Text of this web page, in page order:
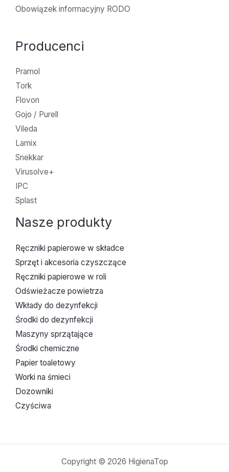
Obowiązek informacyjny RODO
Producenci
Pramol
Tork
Flovon
Gojo / Purell
Vileda
Lamix
Snekkar
Virusolve+
IPC
Splast
Nasze produkty
Ręczniki papierowe w składce
Sprzęt i akcesoria czyszczące
Ręczniki papierowe w roli
Odświeżacze powietrza
Wkłady do dezynfekcji
Środki do dezynfekcji
Maszyny sprzątające
Środki chemiczne
Papier toaletowy
Worki na śmieci
Dozowniki
Czyściwa
Copyright © 2026 HigienaTop